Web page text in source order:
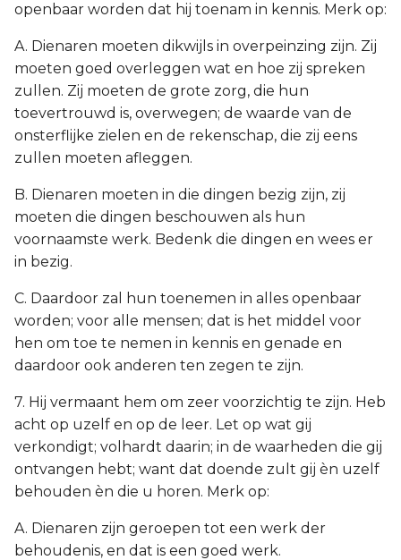
openbaar worden dat hij toenam in kennis. Merk op:
A. Dienaren moeten dikwijls in overpeinzing zijn. Zij
moeten goed overleggen wat en hoe zij spreken
zullen. Zij moeten de grote zorg, die hun
toevertrouwd is, overwegen; de waarde van de
onsterflijke zielen en de rekenschap, die zij eens
zullen moeten afleggen.
B. Dienaren moeten in die dingen bezig zijn, zij
moeten die dingen beschouwen als hun
voornaamste werk. Bedenk die dingen en wees er
in bezig.
C. Daardoor zal hun toenemen in alles openbaar
worden; voor alle mensen; dat is het middel voor
hen om toe te nemen in kennis en genade en
daardoor ook anderen ten zegen te zijn.
7. Hij vermaant hem om zeer voorzichtig te zijn. Heb
acht op uzelf en op de leer. Let op wat gij
verkondigt; volhardt daarin; in de waarheden die gij
ontvangen hebt; want dat doende zult gij èn uzelf
behouden èn die u horen. Merk op:
A. Dienaren zijn geroepen tot een werk der
behoudenis, en dat is een goed werk.